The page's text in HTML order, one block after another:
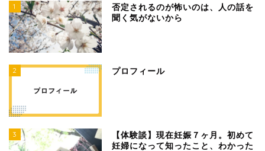
1
否定されるのが怖いのは、人の話を
聞く気がないから
2 プロフィール
3
【体験談】現在妊娠７ヶ月。初めて
妊婦になって知ったこと、わかった